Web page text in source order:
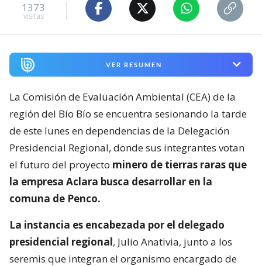
1373
visitas
VER RESUMEN
La Comisión de Evaluación Ambiental (CEA) de la
región del Bío Bío se encuentra sesionando la tarde
de este lunes en dependencias de la Delegación
Presidencial Regional, donde sus integrantes votan
el futuro del proyecto minero de tierras raras que
la empresa Aclara busca desarrollar en la
comuna de Penco.
La instancia es encabezada por el delegado
presidencial regional, Julio Anativia, junto a los
seremis que integran el organismo encargado de